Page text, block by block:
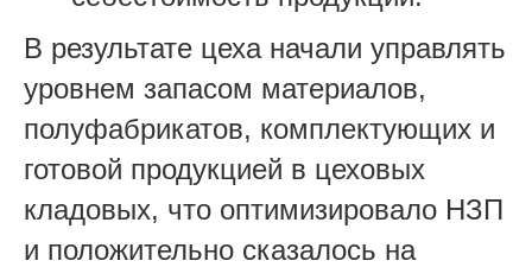
В результате цеха начали управлять
уровнем запасом материалов,
полуфабрикатов, комплектующих и
готовой продукцией в цеховых
кладовых, что оптимизировало НЗП
и положительно сказалось на